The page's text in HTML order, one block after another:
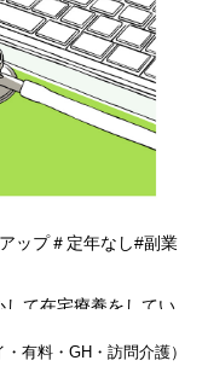
ップ＃定年なし#副業
て在宅療養をしてい
す。
有料・GH・訪問介護）